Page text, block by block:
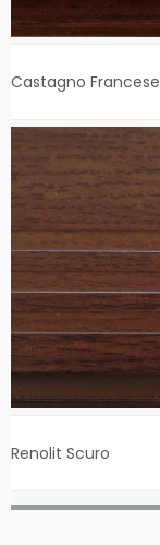
Castagno Francese
Renolit Scuro